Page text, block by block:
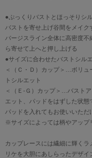
●ぷっくりバストとほっそりシ
バストを寄せ上げ谷間をメイク
バージスライン全体に高密度
ら寄せて上へと押し上げる
●サイズに合わせたバストシル
＜（Ｃ・Ｄ）カップ＞…ボリュ
トシルエット
＜（Ｅ-Ｇ）カップ＞…バスト
エット、パッドをはずした状態
パッドを入れてもお使いいただ
※サイズによっては柄やアップ
カップレースには繊細に輝く
リケを大胆にあしらったデザ